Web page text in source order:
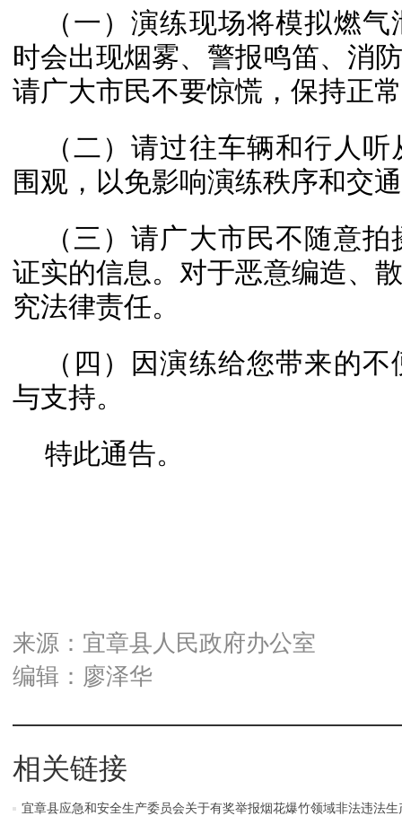
（一）演练现场将模拟燃
时会出现烟雾、警报鸣笛、消
请广大市民不要惊慌，保持正
（二）请过往车辆和行人
围观，以免影响演练秩序和交
（三）请广大市民不随意
证实的信息。对于恶意编造、
究法律责任。
（四）因演练给您带来的
与支持。
特此通告。
来源：宜章县人民政府办公室
编辑：廖泽华
相关链接
宜章县应急和安全生产委员会关于有奖举报烟花爆竹领域非法违法